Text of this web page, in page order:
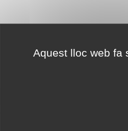
Aquest lloc web fa